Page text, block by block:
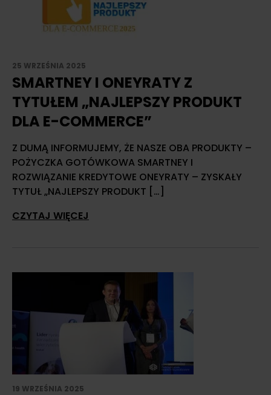
25 WRZEŚNIA 2025
SMARTNEY I ONEYRATY Z
TYTUŁEM „NAJLEPSZY PRODUKT
DLA E-COMMERCE”
Z DUMĄ INFORMUJEMY, ŻE NASZE OBA PRODUKTY –
POŻYCZKA GOTÓWKOWA SMARTNEY I
ROZWIĄZANIE KREDYTOWE ONEYRATY – ZYSKAŁY
TYTUŁ „NAJLEPSZY PRODUKT […]
CZYTAJ WIĘCEJ
19 WRZEŚNIA 2025